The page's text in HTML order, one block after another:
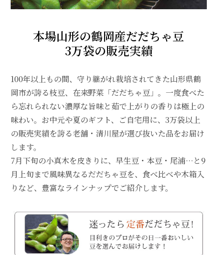
本場山形の鶴岡産だだちゃ豆
3万袋の販売実績
100年以上もの間、守り継がれ栽培されてきた山形県鶴
岡市が誇る枝豆、在来野菜「だだちゃ豆」。一度食べた
ら忘れられない濃厚な旨味と茹で上がりの香りは極上の
味わい。お中元や夏のギフト、ご自宅用に、3万袋以上
の販売実績を誇る老舗・清川屋が選び抜いた品をお届け
します。
7月下旬の小真木を皮きりに、早生豆・本豆・尾浦…と9
月上旬まで風味異なるだだちゃ豆を、食べ比べや木箱入
りなど、豊富なラインナップでご紹介します。